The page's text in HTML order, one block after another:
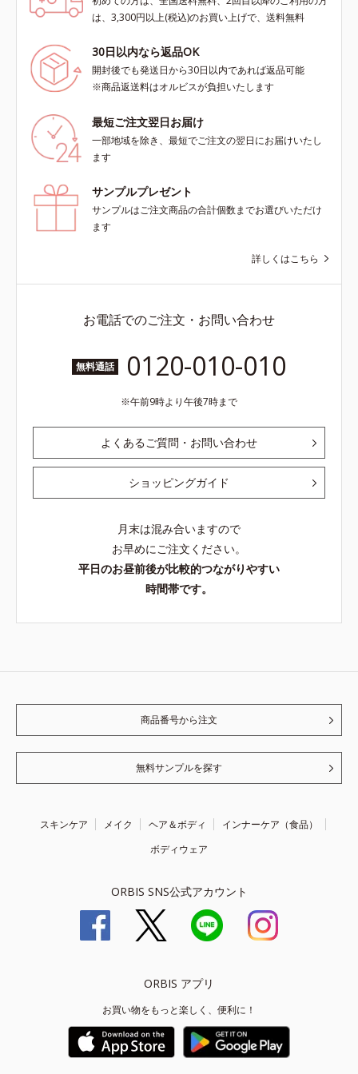
は、3,300円以上(税込)のお買い上げで、送料無料
30日以内なら返品OK
開封後でも発送日から30日以内であれば返品可能
※商品返送料はオルビスが負担いたします
最短ご注文翌日お届け
一部地域を除き、最短でご注文の翌日にお届けいたし
ます
サンプルプレゼント
サンプルはご注文商品の合計個数までお選びいただけ
ます
詳しくはこちら
お電話でのご注文・お問い合わせ
無料通話 0120-010-010
午前9時より午後7時まで
よくあるご質問・お問い合わせ
ショッピングガイド
月末は混み合いますので
お早めにご注文ください。
平日のお昼前後が比較的つながりやすい
時間帯です。
商品番号から注文
無料サンプルを探す
スキンケア メイク ヘア＆ボディ
インナーケア（食品）
ボディウェア
ORBIS SNS公式アカウント
ORBIS アプリ
お買い物をもっと楽しく、便利に！